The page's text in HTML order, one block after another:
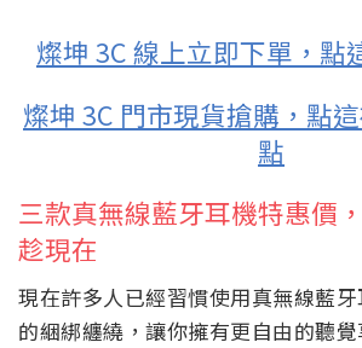
燦坤 3C 線上立即下單，點
燦坤 3C 門市現貨搶購，點
點
三款真無線藍牙耳機特惠價
趁現在
現在許多人已經習慣使用真無線藍
的綑綁纏繞，讓你擁有更自由的聽